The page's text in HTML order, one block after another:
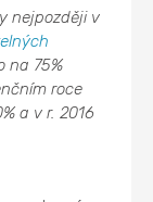
nejpozději v
na 75%
roce
a v r. 2016